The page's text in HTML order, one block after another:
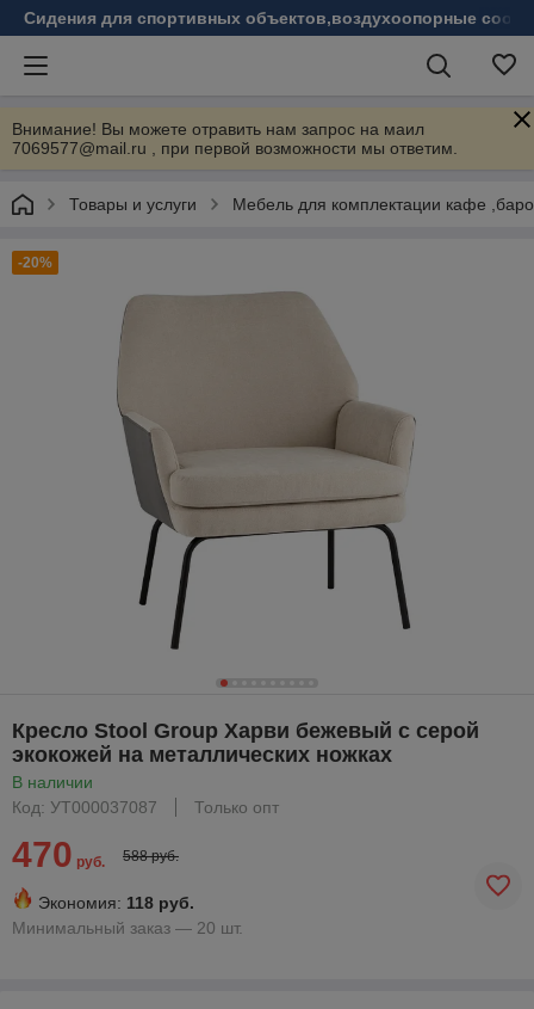
Сидения для спортивных объектов,воздухоопорные
Внимание! Вы можете отравить нам запрос на маил
7069577@mail.ru , при первой возможности мы ответим.
Товары и услуги Мебель для комплектации кафе
-20%
Кресло Stool Group Харви бежевый с серой
экокожей на металлических ножках
В наличии
Код: УТ000037087
Только опт
470 руб. 588 руб.
Экономия: 118 руб.
Минимальный заказ — 20 шт.